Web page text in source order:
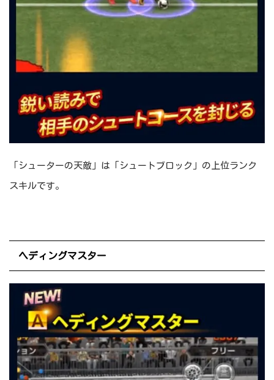
「シューターの天敵」は「シュートブロック」の上位ランク
スキルです。
ヘディングマスター